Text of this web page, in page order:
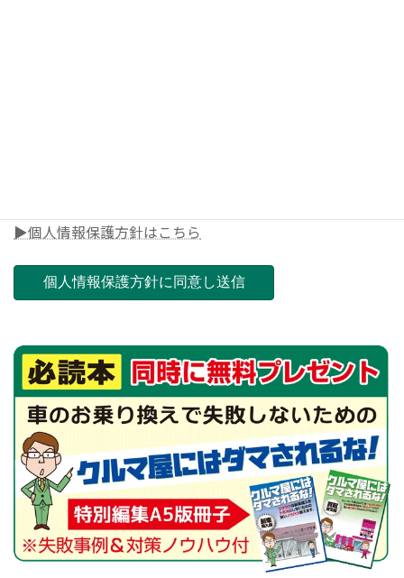
▶個人情報保護方針はこちら